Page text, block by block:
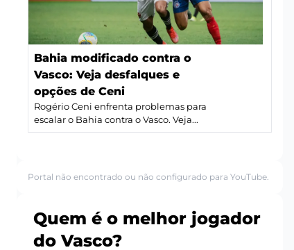
Bahia modificado contra o
Vasco: Veja desfalques e
opções de Ceni
Rogério Ceni enfrenta problemas para
escalar o Bahia contra o Vasco. Veja...
Portal não encontrado ou não configurado para YouTube.
Quem é o melhor jogador
do Vasco?